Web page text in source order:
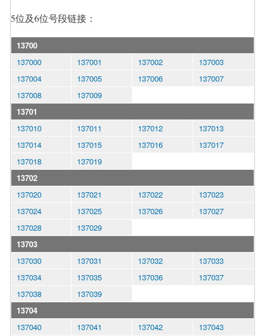
5位及6位号段链接：
13700
137000
137001 137002
137003
137004
137005 137006
137007
137008
137009
13701
137010
137011 137012
137013
137014
137015 137016
137017
137018
137019
13702
137020
137021 137022
137023
137024
137025 137026
137027
137028
137029
13703
137030
137031 137032
137033
137034
137035 137036
137037
137038
137039
13704
137040
137041 137042
137043